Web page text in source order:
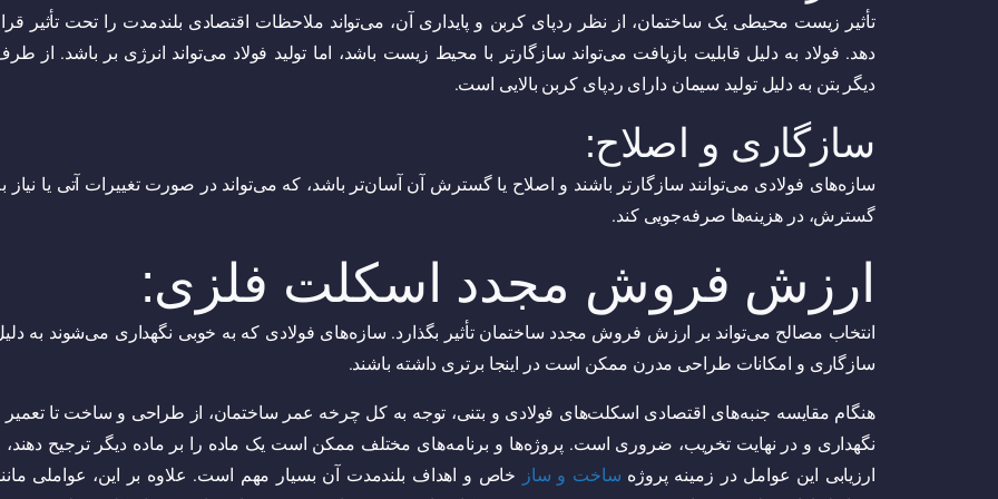
تأثیر زیست محیطی یک ساختمان، از نظر ردپای کربن و پایداری آن، می‌تواند ملاحظات اقتصادی بلندمدت را تحت تأثیر
دهد. فولاد به دلیل قابلیت بازیافت می‌تواند سازگارتر با محیط زیست باشد، اما تولید فولاد می‌تواند انرژی بر باشد. از
دیگر بتن به دلیل تولید سیمان دارای ردپای کربن بالایی است.
سازگاری و اصلاح:
سازه‌های فولادی می‌توانند سازگارتر باشند و اصلاح یا گسترش آن آسان‌تر باشد، که می‌تواند در صورت تغییرات آتی یا نیاز
گسترش، در هزینه‌ها صرفه‌جویی کند.
ارزش فروش مجدد اسکلت فلزی:
انتخاب مصالح می‌تواند بر ارزش فروش مجدد ساختمان تأثیر بگذارد. سازه‌های فولادی که به خوبی نگهداری می‌شوند به
سازگاری و امکانات طراحی مدرن ممکن است در اینجا برتری داشته باشند.
هنگام مقایسه جنبه‌های اقتصادی اسکلت‌های فولادی و بتنی، توجه به کل چرخه عمر ساختمان، از طراحی و ساخت تا تعمیر
نگهداری و در نهایت تخریب، ضروری است. پروژه‌ها و برنامه‌های مختلف ممکن است یک ماده را بر ماده دیگر ترجیح دهند،
ارزیابی این عوامل در زمینه پروژه ساخت و ساز
خاص و اهداف بلندمدت آن بسیار مهم است. علاوه بر این، عواملی